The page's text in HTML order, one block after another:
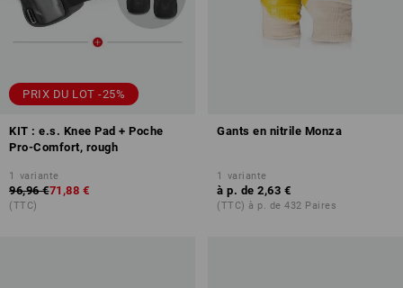
PRIX DU LOT -25%
KIT : e.s. Knee Pad + Poche
Pro-Comfort, rough
1 variante
96,96 €71,88 €
(TTC)
Gants en nitrile Monza
1 variante
à p. de 2,63 €
(TTC) à p. de 432 Paires